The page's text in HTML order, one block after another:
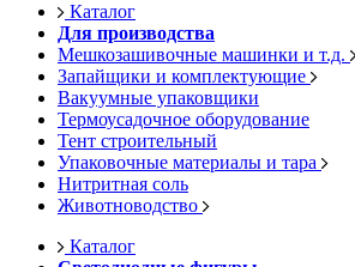
Каталог
Для производства
Мешкозашивочные машинки и т.д.
Запайщики и комплектующие
Вакуумные упаковщики
Термоусадочное оборудование
Тент строительный
Упаковочные материалы и тара
Нитритная соль
Животноводство
Каталог